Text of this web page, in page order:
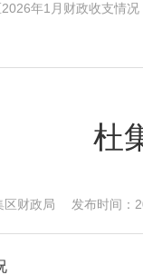
年1月财政收支情况
杜
区财政局 发布时间：